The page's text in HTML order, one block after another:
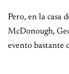
Pero, en la casa
McDonough,
evento bastante